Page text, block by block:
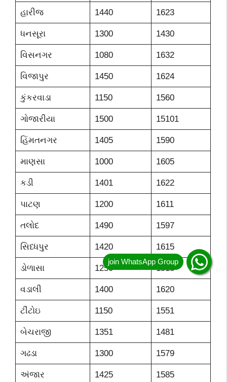
હારીજ 1440 1623
ધનસૂરા 1300 1430
વિસનગર 1080 1632
વિજાપુર 1450 1624
કુંકરવાડા 1150 1560
ગોજારીયા 1500 15101
હિંમતનગર 1405 1590
માણસા 1000 1605
કડી 1401 1622
પાટણ 1200 1611
તલોદ 1490 1597
સિધ્ધપુર 1420 1615
ડોળાસા 1250 1513
વડાલી 1400 1620
ટીંટોઇ 1150 1551
બેચરાજી 1351 1481
ગઢડા 1300 1579
અંજાર 1425 1585